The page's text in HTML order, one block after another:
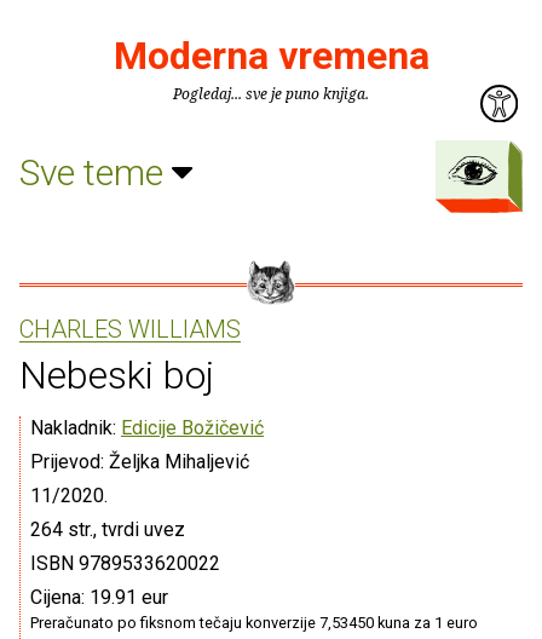
Moderna vremena
Pogledaj... sve je puno knjiga.
Sve teme
CHARLES WILLIAMS
Nebeski boj
Nakladnik: Edicije Božičević
Prijevod: Željka Mihaljević
11/2020.
264 str., tvrdi uvez
ISBN 9789533620022
Cijena: 19.91 eur
Preračunato po fiksnom tečaju konverzije 7,53450 kuna za 1 euro